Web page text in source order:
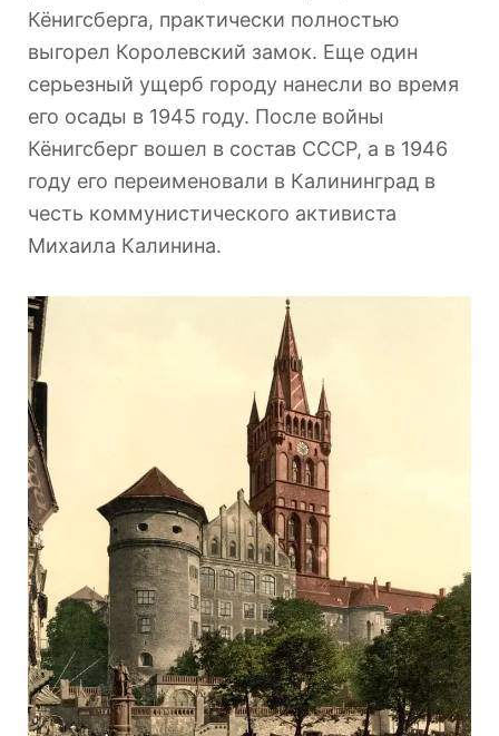
Кёнигсберга, практически полностью
выгорел Королевский замок. Еще один
серьезный ущерб городу нанесли во время
его осады в 1945 году. После войны
Кёнигсберг вошел в состав СССР, а в 1946
году его переименовали в Калининград в
честь коммунистического активиста
Михаила Калинина.